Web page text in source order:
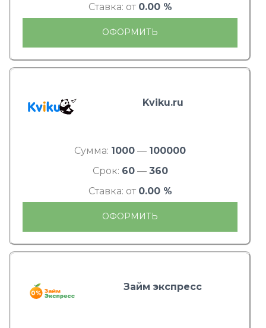
Ставка: от 0.00 %
ОФОРМИТЬ
Kviku.ru
Сумма: 1000 — 100000
Срок: 60— 360
Ставка: от 0.00 %
ОФОРМИТЬ
Займ экспресс